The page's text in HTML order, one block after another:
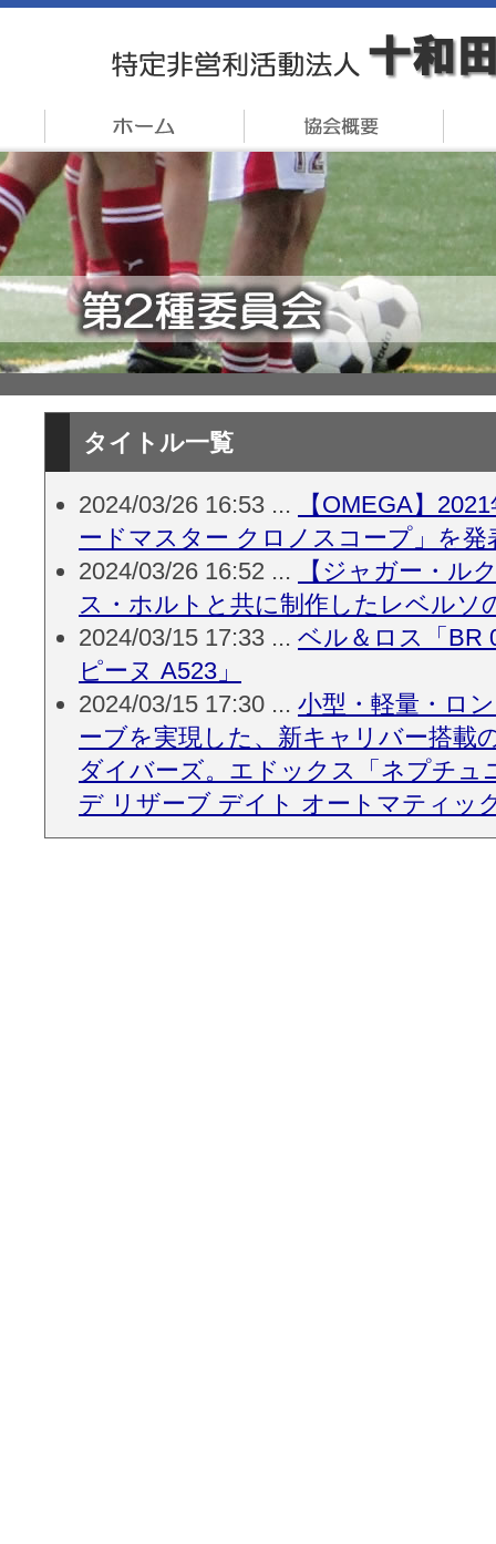
タイトル一覧
2024/03/26 16:53 ...
【OMEGA】
ードマスター クロノスコープ」を発
2024/03/26 16:52 ...
【ジャガー・ル
ス・ホルトと共に制作したレベルソ
2024/03/15 17:33 ... ベル＆ロス「BR
ピーヌ A523」
2024/03/15 17:30 ... 小型・軽量・ロ
ーブを実現した、新キャリバー搭載
ダイバーズ。エドックス「ネプチュ
デ リザーブ デイト オートマティッ